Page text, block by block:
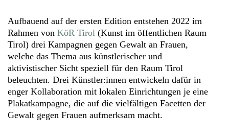
Aufbauend auf der ersten Edition entstehen 2022 im
Rahmen von KöR Tirol (Kunst im öffentlichen Raum
Tirol) drei Kampagnen gegen Gewalt an Frauen,
welche das Thema aus künstlerischer und
aktivistischer Sicht speziell für den Raum Tirol
beleuchten. Drei Künstler:innen entwickeln dafür in
enger Kollaboration mit lokalen Einrichtungen je eine
Plakatkampagne, die auf die vielfältigen Facetten der
Gewalt gegen Frauen aufmerksam macht.